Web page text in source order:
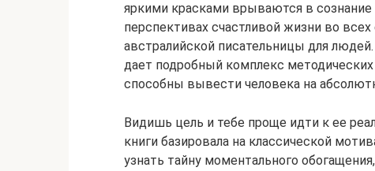
яркими красками врываются в
перспективах счастливой жизни во
австралийской писательницы для
дает подробный комплекс
способны вывести человека на
Видишь цель и тебе проще идти к ее
книги базировала на классической
узнать тайну моментального